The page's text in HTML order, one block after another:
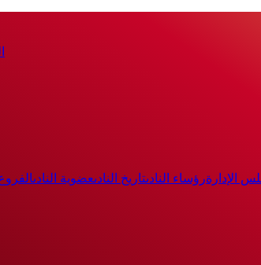
الإدارةرؤساء النادىتاريخ النادىعضوية النادى